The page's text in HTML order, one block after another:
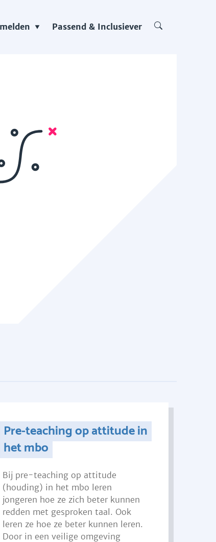
Passend & Inclusiever
Pre-teaching op attitude in
het mbo
Bij pre-teaching op attitude
(houding) in het mbo leren
jongeren hoe ze zich beter kunnen
redden met gesproken taal. Ook
leren ze hoe ze beter kunnen leren.
Door in een veilige omgeving